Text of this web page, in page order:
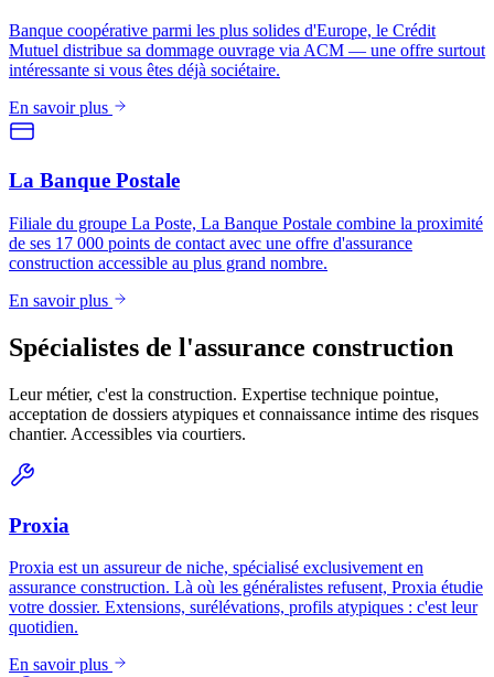
Banque coopérative parmi les plus solides d'Europe, le Crédit
Mutuel distribue sa dommage ouvrage via ACM — une offre surtout
intéressante si vous êtes déjà sociétaire.
En savoir plus
La Banque Postale
Filiale du groupe La Poste, La Banque Postale combine la proximité
de ses 17 000 points de contact avec une offre d'assurance
construction accessible au plus grand nombre.
En savoir plus
Spécialistes de l'assurance construction
Leur métier, c'est la construction. Expertise technique pointue,
acceptation de dossiers atypiques et connaissance intime des risques
chantier. Accessibles via courtiers.
Proxia
Proxia est un assureur de niche, spécialisé exclusivement en
assurance construction. Là où les généralistes refusent, Proxia étudie
votre dossier. Extensions, surélévations, profils atypiques : c'est leur
quotidien.
En savoir plus